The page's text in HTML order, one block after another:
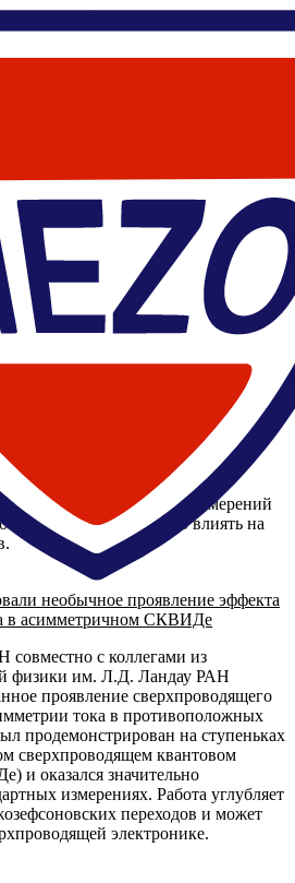
компьютеров
доказали, что неоднородности в
сигнал от майорановских
более простой путь к их
рентгеновской абсорбционной
переориентация 4f-моментов в
проведено детальное
и объёмных электронных
лантанидных
абсорбционной
показано, что даже в
режиме измерений
может существенно влиять на
необычное проявление эффекта
в асимметричном СКВИДе
с коллегами из
физики им. Л.Д. Ландау РАН
проявление сверхпроводящего
тока в противоположных
продемонстрирован на ступеньках
сверхпроводящем квантовом
и оказался значительно
измерениях. Работа углубляет
переходов и может
электронике.